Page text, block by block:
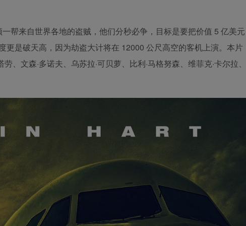
自世界各地的盗贼，他们分秒必争，目标是要把价值 5 亿美元
更是破天高，因为劫盗大计将在 12000 公尺高空的客机上演。本片
、文森·多诺夫、乌苏拉·可贝萝、比利·马格努森、维菲克·卡尔拉、